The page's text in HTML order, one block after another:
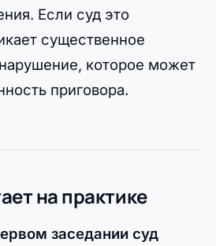
Если суд это
существенное
которое может
приговора.
на практике
заседании суд